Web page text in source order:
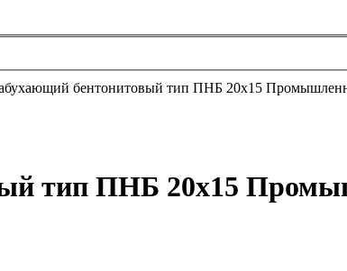
бентонитовый тип ПНБ 20х15
тип ПНБ 20х15